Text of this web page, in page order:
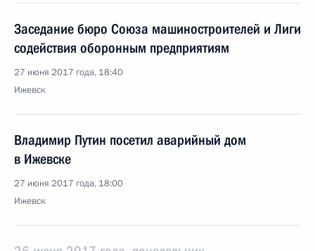
Заседание бюро Союза машиностроителей и Лиги
содействия оборонным предприятиям
27 июня 2017 года, 18:40
Ижевск
Владимир Путин посетил аварийный дом
в Ижевске
27 июня 2017 года, 18:00
Ижевск